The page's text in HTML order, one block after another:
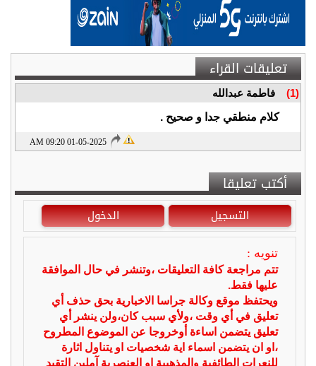
تعليقات القراء
(1)
فاطمة عبدالله
كلام منطقي جدا و صحيح .
01-05-2025 09:20 AM
أكتب تعليقا
التسجيل الدخول
تنويه :
تتم مراجعة كافة التعليقات ،وتنشر في حال الموافقة
عليها فقط.
ويحتفظ موقع وكالة جراسا الاخبارية بحق حذف أي
تعليق في أي وقت ،ولأي سبب كان،ولن ينشر أي
تعليق يتضمن اساءة أوخروجا عن الموضوع المطروح
،او ان يتضمن اسماء اية شخصيات او يتناول اثارة
للنعرات الطائفية والمذهبية او العنصرية آملين التقيد